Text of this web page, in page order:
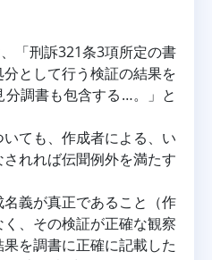
「刑訴321条3項所定の書
として行う検証の結果を
調書も包含する…。」と
ても、作成者による、い
れれば伝聞例外を満たす
義が真正であること（作
、その検証が正確な観察
を調書に正確に記載した